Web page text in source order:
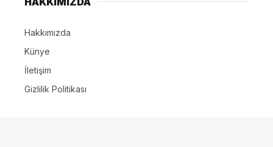
Hakkımızda
Künye
İletişim
Gizlilik Politikası